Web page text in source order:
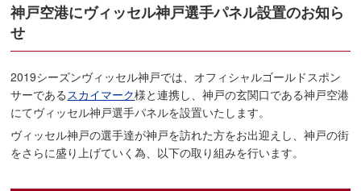
神戸空港にヴィッセル神戸選手パネル設置のお知ら
せ
2019シーズンヴィッセル神戸では、オフィシャルゴールドスポン
サーである スカイマーク様と連携し、神戸の玄関口である神戸空港
にてヴィッセル神戸選手パネルを設置いたします。
ヴィッセル神戸の選手達が神戸を訪れた方をお出迎えし、神戸の街
をさらに盛り上げていく為、以下の取り組みを行います。